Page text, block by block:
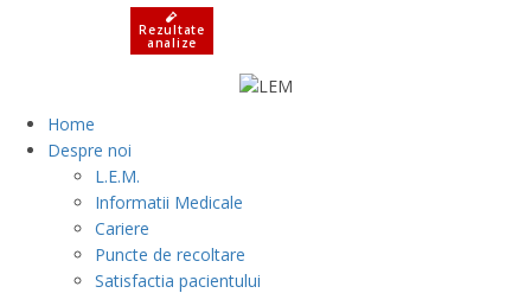
Home
Despre noi
L.E.M.
Informatii Medicale
Cariere
Puncte de recoltare
Satisfactia pacientului
Rezultate
analize